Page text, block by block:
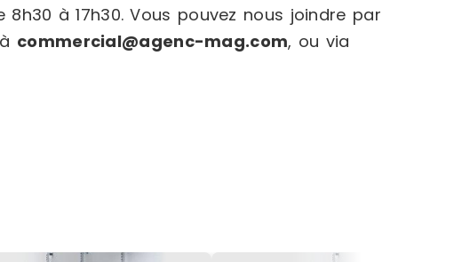
à 17h30. Vous pouvez nous joindre par
commercial@agenc-mag.com, ou via